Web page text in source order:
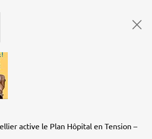
active le Plan Hôpital en Tension –